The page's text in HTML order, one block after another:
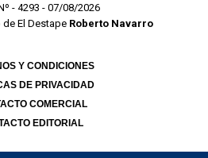
- 4293 - 07/08/2026
El Destape Roberto Navarro
Y CONDICIONES
DE PRIVACIDAD
COMERCIAL
EDITORIAL